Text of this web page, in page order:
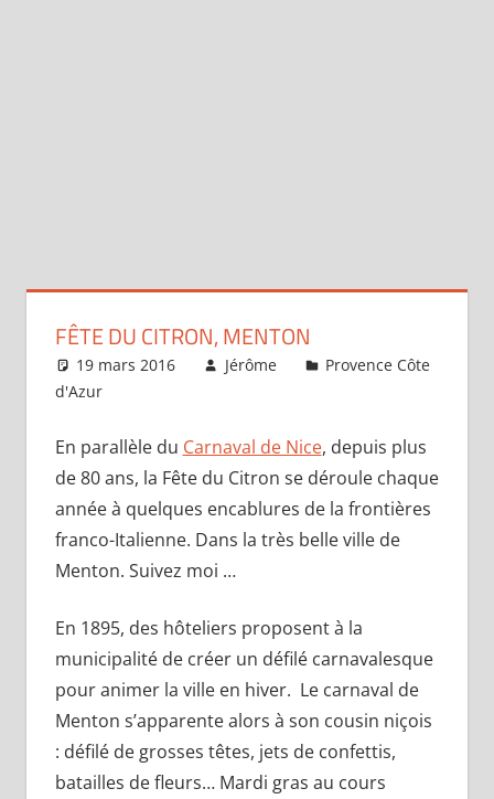
FÊTE DU CITRON, MENTON
19 mars 2016 Jérôme
Provence Côte
d'Azur
En parallèle du Carnaval de Nice, depuis plus
de 80 ans, la Fête du Citron se déroule chaque
année à quelques encablures de la frontières
franco-Italienne. Dans la très belle ville de
Menton. Suivez moi …
En 1895, des hôteliers proposent à la
municipalité de créer un défilé carnavalesque
pour animer la ville en hiver. Le carnaval de
Menton s’apparente alors à son cousin niçois
: défilé de grosses têtes, jets de confettis,
batailles de fleurs… Mardi gras au cours